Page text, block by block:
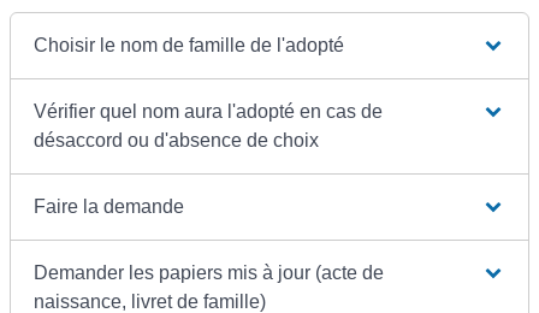
Choisir le nom de famille de l'adopté
Vérifier quel nom aura l'adopté en cas de
désaccord ou d'absence de choix
Faire la demande
Demander les papiers mis à jour (acte de
naissance, livret de famille)